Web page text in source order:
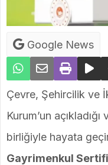
Google News
Çevre, Şehircilik ve
Kurum’un
birliğiyle hayata
Gayrimenkul